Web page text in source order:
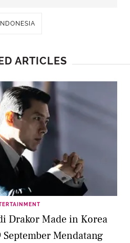
ARTICLES
Drakor Made in Korea
Mendatang